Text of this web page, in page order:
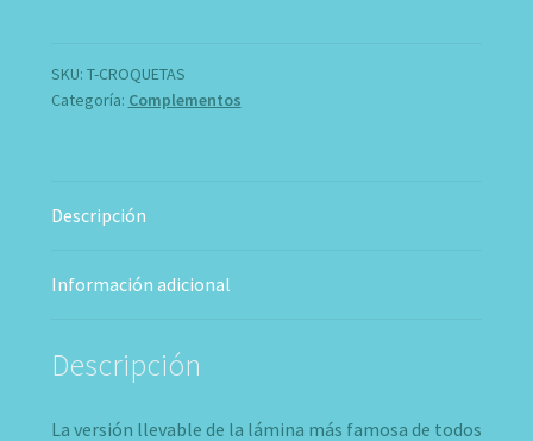
SKU: T-CROQUETAS
Categoría: Complementos
Descripción
Información adicional
Descripción
La versión llevable de la lámina más famosa de todos